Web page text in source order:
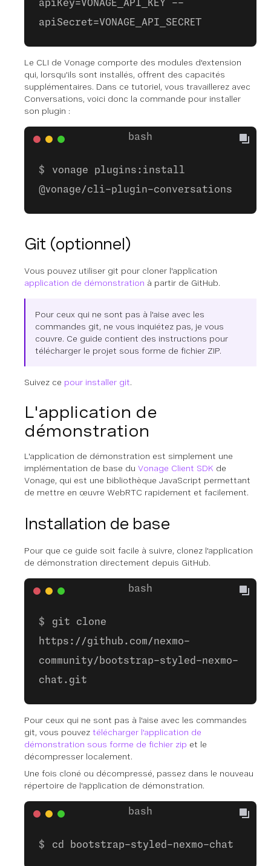
apiKey=VONAGE_API_KEY --
apiSecret=VONAGE_API_SECRET
Le CLI de Vonage comporte des modules d'extension
qui, lorsqu'ils sont installés, offrent des capacités
supplémentaires. Dans ce tutoriel, vous travaillerez avec
Conversations, voici donc la commande pour installer
son plugin :
vonage plugins:install
@vonage/cli-plugin-conversations
Git (optionnel)
Vous pouvez utiliser git pour cloner l'application
application de démonstration à partir de GitHub.
Pour ceux qui ne sont pas à l'aise avec les
commandes git, ne vous inquiétez pas, je vous
couvre. Ce guide contient des instructions pour
télécharger le projet sous forme de fichier ZIP.
Suivez ce pour installer git.
L'application de
démonstration
L'application de démonstration est simplement une
implémentation de base du Vonage Client SDK de
Vonage, qui est une bibliothèque JavaScript permettant
de mettre en œuvre WebRTC rapidement et facilement.
Installation de base
Pour que ce guide soit facile à suivre, clonez l'application
de démonstration directement depuis GitHub.
git clone
https://github.com/nexmo-
community/bootstrap-styled-nexmo-
chat.git
Pour ceux qui ne sont pas à l'aise avec les commandes
git, vous pouvez télécharger l'application de
démonstration sous forme de fichier zip et le
décompresser localement.
Une fois cloné ou décompressé, passez dans le nouveau
répertoire de l'application de démonstration.
cd bootstrap-styled-nexmo-chat